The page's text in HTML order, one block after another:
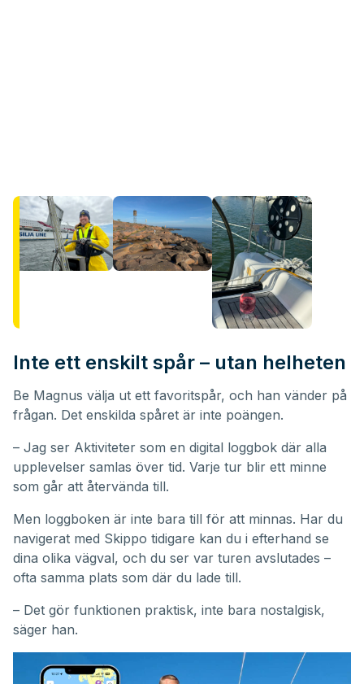
Inte ett enskilt spår – utan helheten
Be Magnus välja ut ett favoritspår, och han vänder på
frågan. Det enskilda spåret är inte poängen.
– Jag ser Aktiviteter som en digital loggbok där alla
upplevelser samlas över tid. Varje tur blir ett minne
som går att återvända till.
Men loggboken är inte bara till för att minnas. Har du
navigerat med Skippo tidigare kan du i efterhand se
dina olika vägval, och du ser var turen avslutades –
ofta samma plats som där du lade till.
– Det gör funktionen praktisk, inte bara nostalgisk,
säger han.